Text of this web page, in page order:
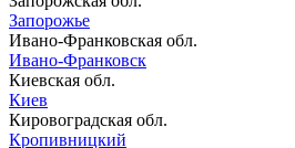
Запорожье
Ивано-Франковская обл.
Ивано-Франковск
Киевская обл.
Киев
Кировоградская обл.
Кропивницкий